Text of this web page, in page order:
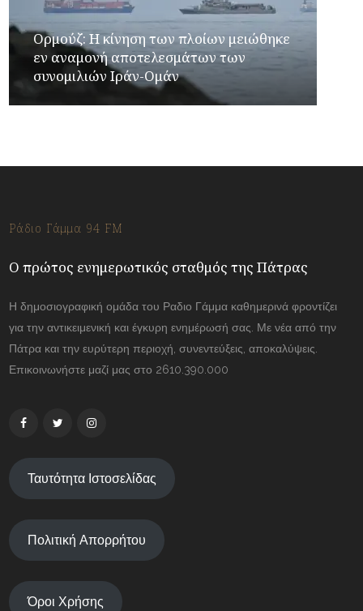
Ορμούζ: Η κίνηση των πλοίων μειώθηκε
εν αναμονή αποτελεσμάτων των
συνομιλιών Ιράν-Ομάν
Ράδιο Γάμμα 94 FM
Ο πρώτος ενημερωτικός σταθμός της Πάτρας
Η δημοσιογραφική ομάδα του Ραδιο Γάμμα καθημερινά φροντίζει
για την αντικειμενική και έγκυρη ενημέρωσή σας. Με νέα από την
Πάτρα και την ευρύτερη περιοχή, συνεντεύξεις, αποκαλύψεις.
Επικοινωνήστε μαζί μας στο 2610.390.000
Ταυτότητα Ιστοσελίδας
Πολιτική Απορρήτου
Όροι Χρήσης